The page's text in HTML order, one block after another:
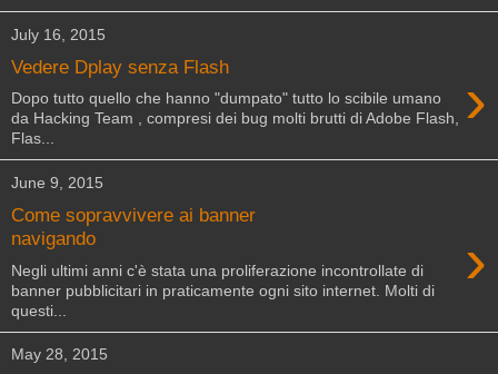
July 16, 2015
Vedere Dplay senza Flash ›
Dopo tutto quello che hanno "dumpato" tutto lo scibile umano
da Hacking Team , compresi dei bug molti brutti di Adobe Flash,
Flas...
June 9, 2015
Come sopravvivere ai banner
navigando
›
Negli ultimi anni c'è stata una proliferazione incontrollate di
banner pubblicitari in praticamente ogni sito internet. Molti di
questi...
May 28, 2015